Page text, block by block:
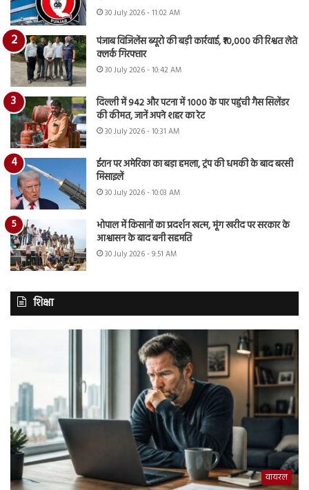
30 July 2026 - 11:02 AM
पंजाब विजिलेंस ब्यूरो की बड़ी कार्रवाई, ₹10,000 की रिश्वत लेते
क्लर्क गिरफ्तार
30 July 2026 - 10:42 AM
दिल्ली में 942 और पटना में 1000 के पार पहुंची गैस सिलेंडर
की कीमत, जानें अपने शहर का रेट
30 July 2026 - 10:31 AM
ईरान पर अमेरिका का बड़ा हमला, ट्रंप की धमकी के बाद बरसी
मिसाइलें
30 July 2026 - 10:03 AM
भोपाल में किसानों का प्रदर्शन खत्म, मूंग खरीद पर सरकार के
आश्वासन के बाद बनी सहमति
30 July 2026 - 9:51 AM
शिक्षा
वायरल